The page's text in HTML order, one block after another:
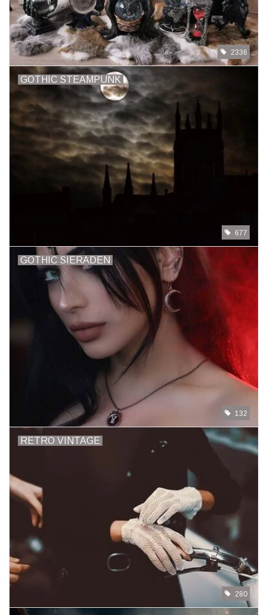
2336
GOTHIC STEAMPUNK
677
GOTHIC SIERADEN
132
RETRO VINTAGE
280